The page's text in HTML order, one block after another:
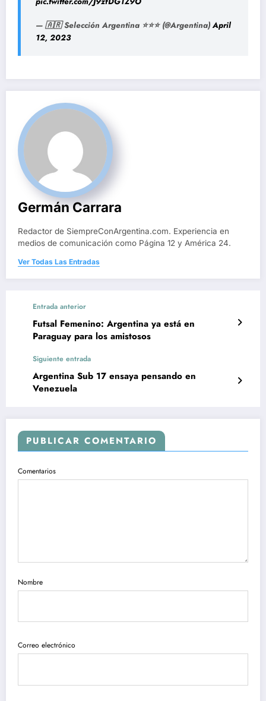
— 🇦🇷 Selección Argentina ⭐⭐⭐ (@Argentina)April
12, 2023
Germán Carrara
Redactor de SiempreConArgentina.com. Experiencia en
medios de comunicación como Página 12 y América 24.
Ver Todas Las Entradas
Entrada anterior
Futsal Femenino: Argentina ya está en
Paraguay para los amistosos
Siguiente entrada
Argentina Sub 17 ensaya pensando en
Venezuela
PUBLICAR COMENTARIO
Comentarios
Nombre
Correo electrónico